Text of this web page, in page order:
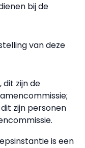
bij de
van deze
zijn de
zijn personen
is een